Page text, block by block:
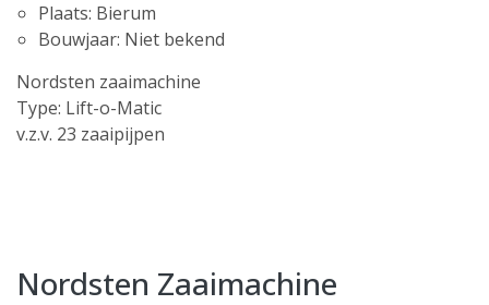
Plaats: Bierum
Bouwjaar: Niet bekend
Nordsten zaaimachine
Type: Lift-o-Matic
v.z.v. 23 zaaipijpen
Nordsten Zaaimachine